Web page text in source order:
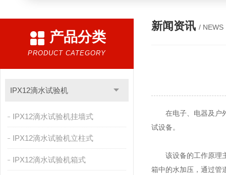
产品分类
PRODUCT CATEGORY
IPX12滴水试验机
IPX12滴水试验机挂墙式
IPX12滴水试验机立柱式
IPX12滴水试验机箱式
新闻资讯 / NEWS
在电子、电器及户外
试设备。
该设备的工作原理主
箱中的水加压，通过管